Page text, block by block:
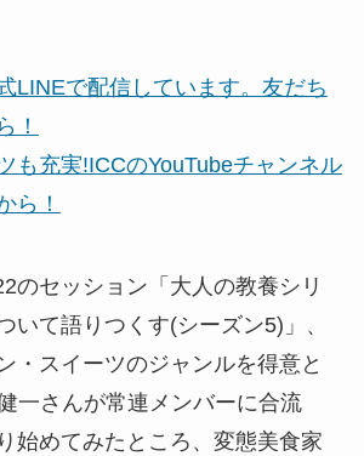
LINEで配信しています。友だち
！
も充実!ICCのYouTubeチャンネル
ら！
のセッション「大人の教養シリ
いて語りつくす(シーズン5)」、
・スイーツのジャンルを得意と
一さんが常連メンバーに合流
始めてみたところ、変態美食家